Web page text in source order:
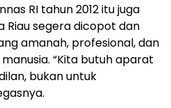
RI tahun 2012 itu juga
Riau segera dicopot dan
amanah, profesional, dan
“Kita butuh aparat
bukan untuk